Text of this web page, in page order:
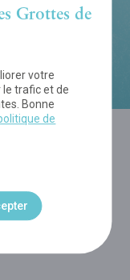
?
Grottes de
votre
trafic et de
Bonne
de